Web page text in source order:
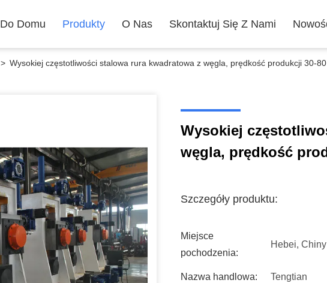
Do Domu Produkty O Nas Skontaktuj Się Z Nami
> Wysokiej częstotliwości stalowa rura kwadratowa z węgla, prędkość produkcji 30-
Wysokiej
węgla, prędkość
Szczegóły produktu:
Miejsce
pochodzenia:
Hebei, Chiny
Nazwa handlowa: Tengtian